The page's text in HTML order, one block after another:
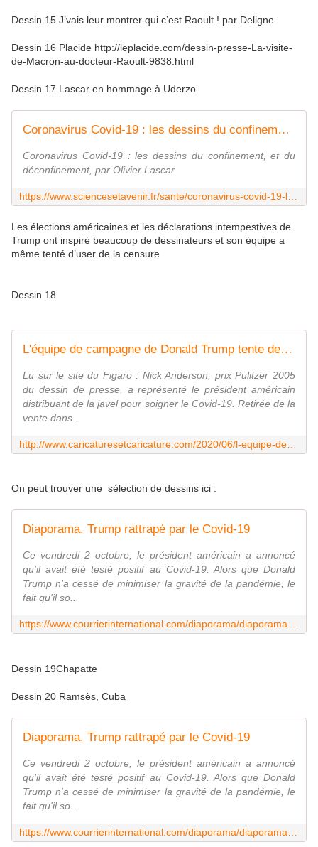
Dessin 15 J’vais leur montrer qui c’est Raoult ! par Deligne
Dessin 16 Placide http://leplacide.com/dessin-presse-La-visite-
de-Macron-au-docteur-Raoult-9838.html
Dessin 17 Lascar en hommage à Uderzo
Coronavirus Covid-19 : les dessins du confinement et du déconfinement - Sciences et Avenir
Coronavirus Covid-19 : les dessins du confinement, et du
déconfinement, par Olivier Lascar.
Les élections américaines et les déclarations intempestives de
Trump ont inspiré beaucoup de dessinateurs et son équipe a
même tenté d’user de la censure
Dessin 18
L'équipe de campagne de Donald Trump tente de faire censurer un caricaturiste
Lu sur le site du Figaro : Nick Anderson, prix Pulitzer 2005
du dessin de presse, a représenté le président américain
distribuant de la javel pour soigner le Covid-19. Retirée de la
vente dans...
On peut trouver une sélection de dessins ici :
Diaporama. Trump rattrapé par le Covid-19
Ce vendredi 2 octobre, le président américain a annoncé
qu'il avait été testé positif au Covid-19. Alors que Donald
Trump n'a cessé de minimiser la gravité de la pandémie, le
fait qu'il so...
Dessin 19Chapatte
Dessin 20 Ramsès, Cuba
Diaporama. Trump rattrapé par le Covid-19
Ce vendredi 2 octobre, le président américain a annoncé
qu'il avait été testé positif au Covid-19. Alors que Donald
Trump n'a cessé de minimiser la gravité de la pandémie, le
fait qu'il so...